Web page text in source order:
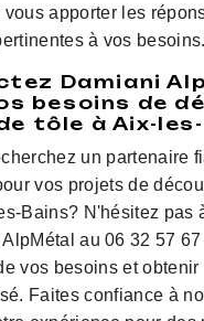
vous apporter les
à vos besoins.
Damiani
besoins de
tôle à Aix-
un partenaire
vos projets de
Bains? N'hésitez pas
au 06 32 57
vos besoins et obtenir
Faites confiance à